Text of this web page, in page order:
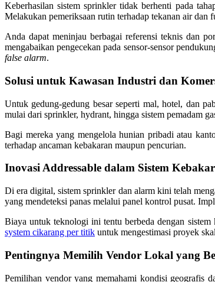
Keberhasilan sistem sprinkler tidak berhenti pada
Melakukan pemeriksaan rutin terhadap tekanan air dan
Anda dapat meninjau berbagai referensi teknis dan
mengabaikan pengecekan pada sensor-sensor
false alarm.
Solusi untuk Kawasan Industri dan
Untuk gedung-gedung besar seperti mal, hotel, dan
mulai dari sprinkler, hydrant, hingga sistem pemadam
Bagi mereka yang mengelola hunian pribadi atau
terhadap ancaman kebakaran maupun pencurian.
Inovasi Addressable dalam Sistem
Di era digital, sistem sprinkler dan alarm kini telah
yang mendeteksi panas melalui panel kontrol pusat.
Biaya untuk teknologi ini tentu berbeda dengan
system cikarang per titik untuk mengestimasi proyek
Pentingnya Memilih Vendor Lokal yang
Pemilihan vendor yang memahami kondisi geografis